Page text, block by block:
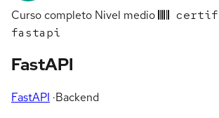
Curso completo Nivel medio
fastapi
FastAPI
FastAPI ·Backend